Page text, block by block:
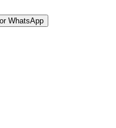
WhatsApp